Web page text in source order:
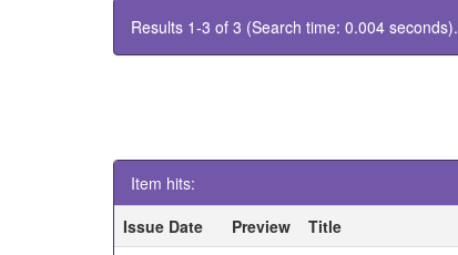
Results 1-3 of 3 (Search time: 0.004 seconds).
Item hits:
Issue Date
Preview Title